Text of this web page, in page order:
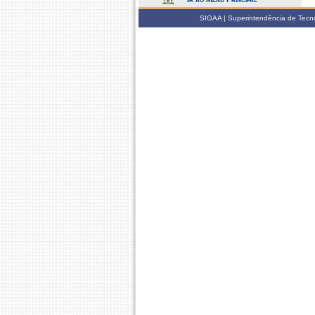
SIGAA | Superintendência de